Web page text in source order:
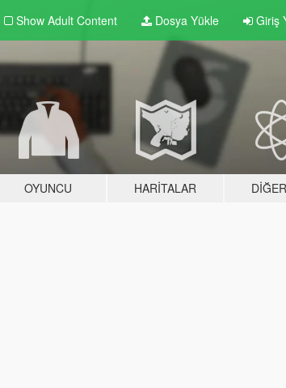
Show Adult Content Dosya Yükle Giriş
OYUNCU HARITALAR